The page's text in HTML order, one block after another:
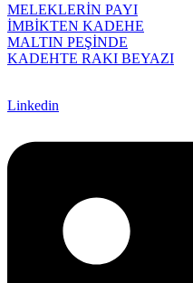
MELEKLERİN PAYI
İMBİKTEN KADEHE
MALTIN PEŞİNDE
KADEHTE RAKI BEYAZI
Linkedin